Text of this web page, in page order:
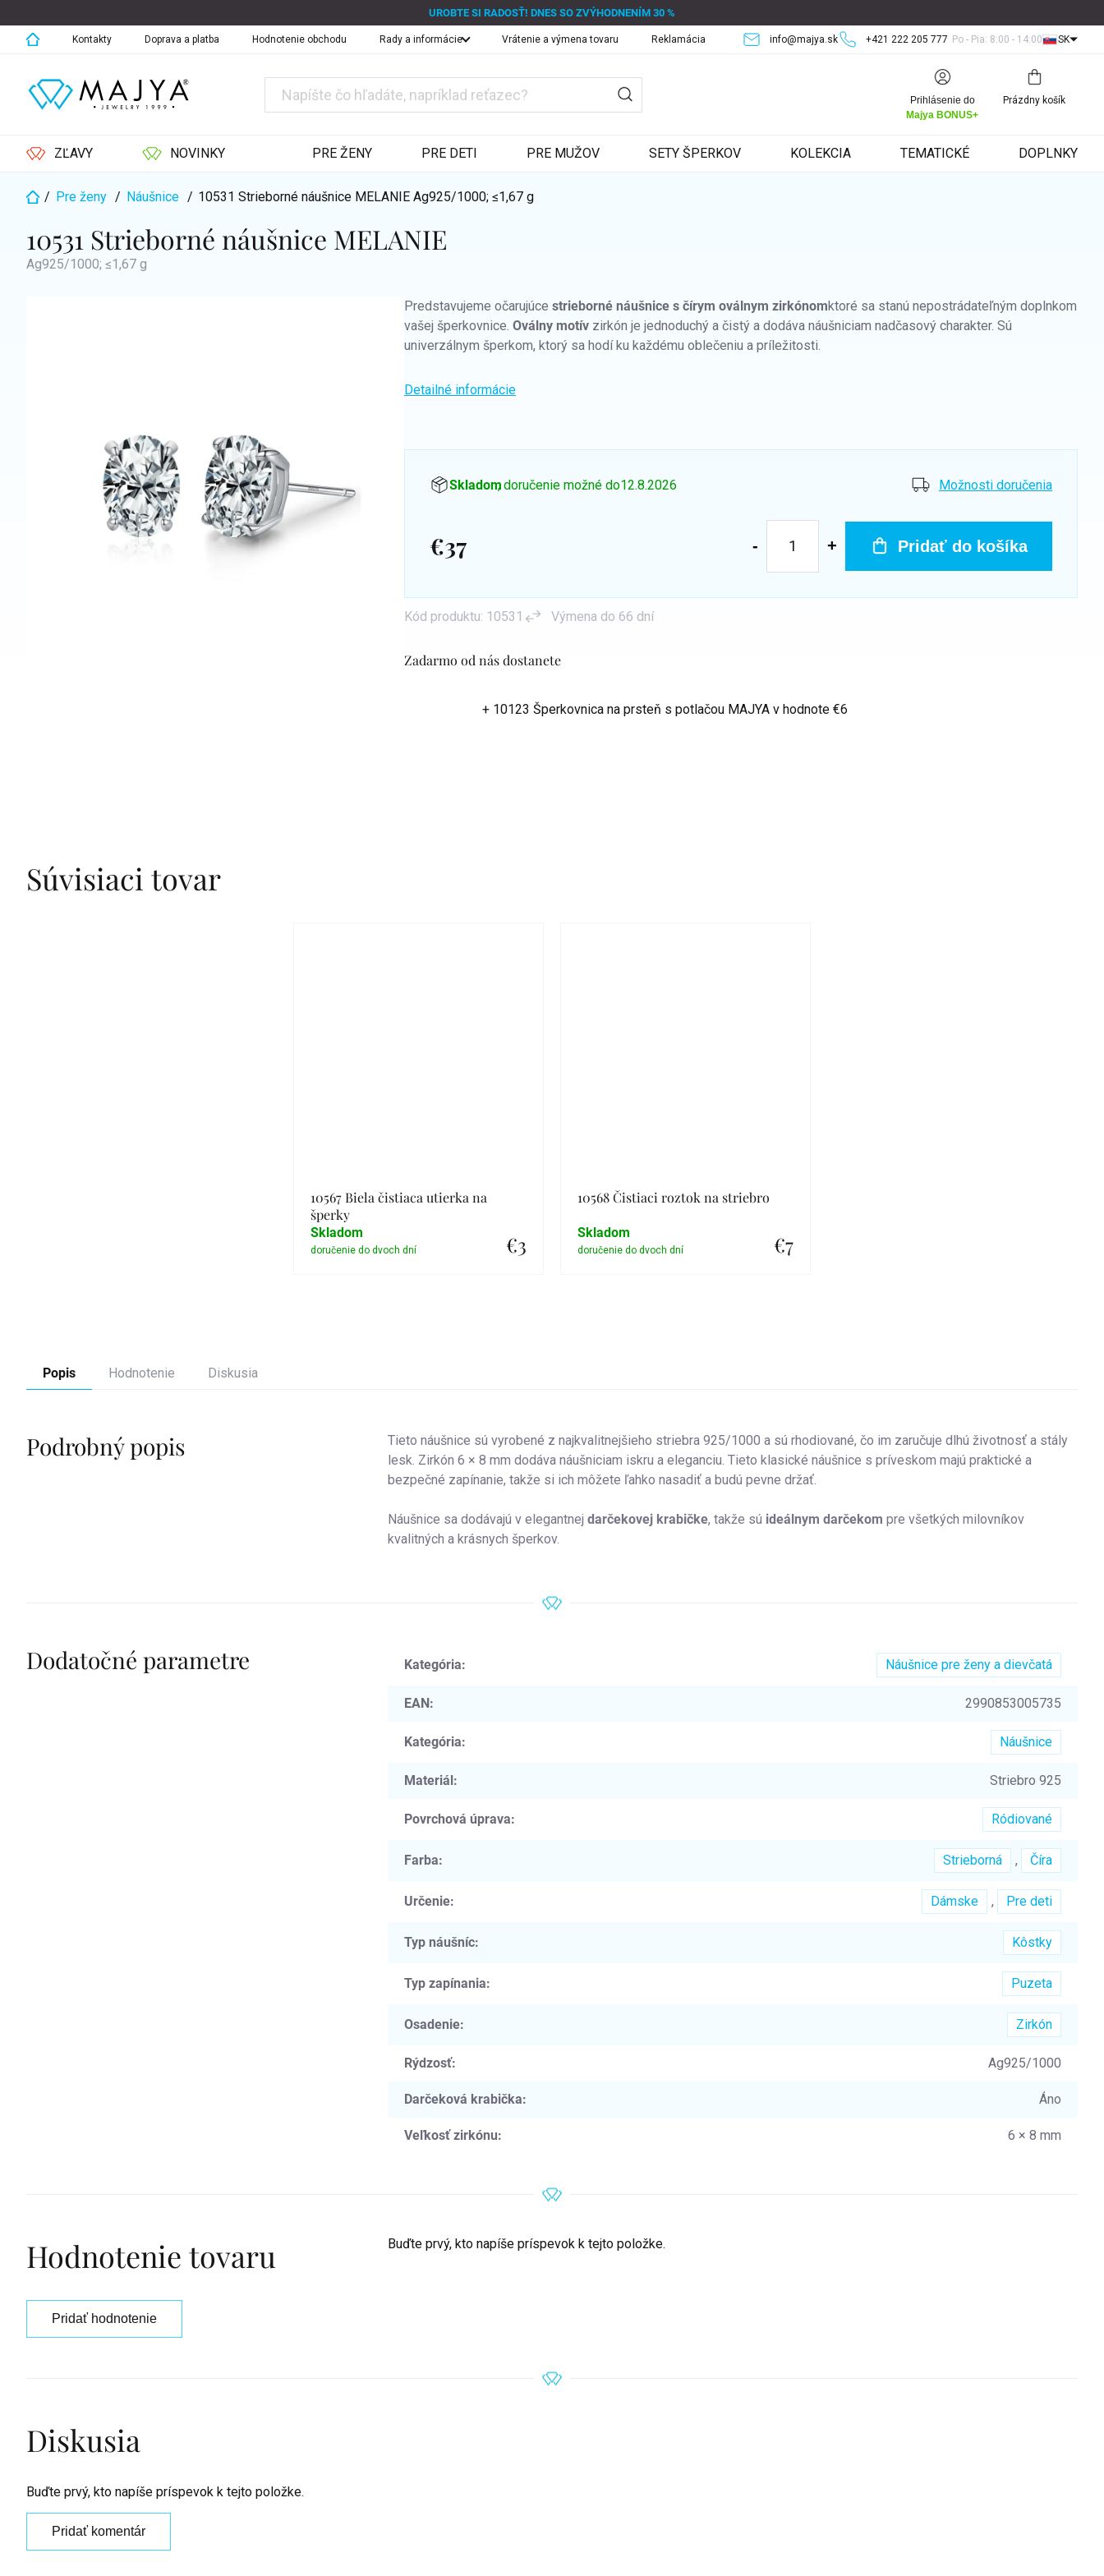
na
obsah
UROBTE SI RADOSŤ! DNES SO ZVÝHODNENÍM 30 %
+421 222 205 777 Po - Pia: 8:00 - 14:00
info@majya.sk
Kontakty Doprava a platba Hodnotenie obchodu Rady a informácie Vrátenie a výmena tovaru Reklamácia SK
Prihlásenie do
Majya BONUS+
Nákupný
košík
Prázdny košík
ZĽAVY NOVINKY PRE ŽENY PRE DETI PRE MUŽOV SETY ŠPERKOV KOLEKCIA TEMATICKÉ DOPLNKY
Domov
/ Pre ženy / Náušnice / 10531 Strieborné náušnice MELANIEAg925/1000; ≤1,67 g
10531 Strieborné náušnice MELANIE
Ag925/1000; ≤1,67 g
Zadarmo od nás dostanete
+ 10123 Šperkovnica na prsteň s potlačou MAJYA v hodnote €6
Predstavujeme očarujúce strieborné náušnice s čírym oválnym zirkónomktoré sa stanú nepostrádateľným doplnkom
vašej šperkovnice. Oválny motív zirkón je jednoduchý a čistý a dodáva náušniciam nadčasový charakter. Sú
univerzálnym šperkom, ktorý sa hodí ku každému oblečeniu a príležitosti.
Detailné informácie
Skladom, doručenie možné do12.8.2026 Možnosti doručenia
€37 Pridať do košíka
Kód produktu: 10531 Výmena do 66 dní
Súvisiaci tovar
10567 Biela čistiaca utierka na
šperky
€3
Skladom
10568 Čistiaci roztok na striebro
€7
Skladom
Popis Hodnotenie Diskusia
Podrobný popis
Tieto náušnice sú vyrobené z najkvalitnejšieho striebra 925/1000 a sú rhodiované, čo im zaručuje dlhú životnosť a stály
lesk. Zirkón 6 × 8 mm dodáva náušniciam iskru a eleganciu. Tieto klasické náušnice s príveskom majú praktické a
bezpečné zapínanie, takže si ich môžete ľahko nasadiť a budú pevne držať.
Náušnice sa dodávajú v elegantnej darčekovej krabičke, takže sú ideálnym darčekom pre všetkých milovníkov
kvalitných a krásnych šperkov.
Dodatočné parametre Kategória: Náušnice pre ženy a dievčatá
EAN: 2990853005735
Kategória: Náušnice
Materiál: Striebro 925
Povrchová úprava: Ródiované
Farba: Strieborná , Číra
Určenie: Dámske , Pre deti
Typ náušníc: Kôstky
Typ zapínania: Puzeta
Osadenie: Zirkón
Rýdzosť: Ag925/1000
Darčeková krabička: Áno
Veľkosť zirkónu: 6 × 8 mm
Hodnotenie tovaru Buďte prvý, kto napíše príspevok k tejto položke.
Pridať hodnotenie
Diskusia
Buďte prvý, kto napíše príspevok k tejto položke.
Pridať komentár